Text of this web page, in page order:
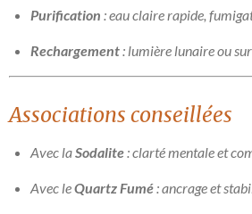
Purification : eau claire rapide,
Rechargement: lumière lunaire ou
Associations conseillées
Avec laSodalite: clarté mentale et
Avec leQuartz Fumé: ancrage et